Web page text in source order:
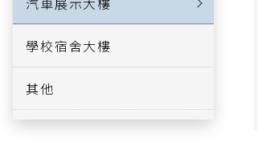
學校宿舍大樓
其他